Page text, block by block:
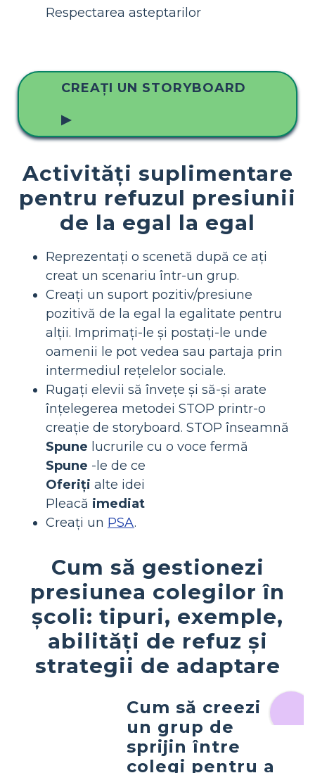
Respectarea asteptarilor
CREAȚI UN STORYBOARD
▶
Activități suplimentare
pentru refuzul presiunii
de la egal la egal
Reprezentați o scenetă după ce ați
creat un scenariu într-un grup.
Creați un suport pozitiv/presiune
pozitivă de la egal la egalitate pentru
alții. Imprimați-le și postați-le unde
oamenii le pot vedea sau partaja prin
intermediul rețelelor sociale.
Rugați elevii să învețe și să-și arate
înțelegerea metodei STOP printr-o
creație de storyboard. STOP înseamnă
Spune lucrurile cu o voce fermă
Spune -le de ce
Oferiți alte idei
Pleacă imediat
Creați un PSA.
Cum să gestionezi
presiunea colegilor în
școli: tipuri, exemple,
abilități de refuz și
strategii de adaptare
Cum să creezi
un grup de
sprijin între
colegi pentru a